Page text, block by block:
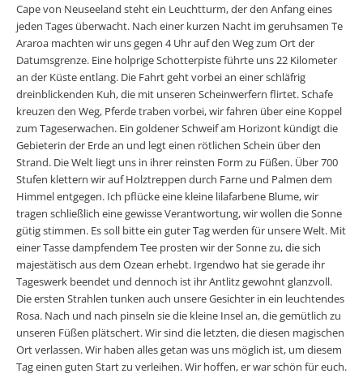
Cape von Neuseeland steht ein Leuchtturm, der den Anfang eines
jeden Tages überwacht. Nach einer kurzen Nacht im geruhsamen Te
Araroa machten wir uns gegen 4 Uhr auf den Weg zum Ort der
Datumsgrenze. Eine holprige Schotterpiste führte uns 22 Kilometer
an der Küste entlang. Die Fahrt geht vorbei an einer schläfrig
dreinblickenden Kuh, die mit unseren Scheinwerfern flirtet. Schafe
kreuzen den Weg, Pferde traben vorbei, wir fahren über eine Koppel
zum Tageserwachen. Ein goldener Schweif am Horizont kündigt die
Gebieterin der Erde an und legt einen rötlichen Schein über den
Strand. Die Welt liegt uns in ihrer reinsten Form zu Füßen. Über 700
Stufen klettern wir auf Holztreppen durch Farne und Palmen dem
Himmel entgegen. Ich pflücke eine kleine lilafarbene Blume, wir
tragen schließlich eine gewisse Verantwortung, wir wollen die Sonne
gütig stimmen. Es soll bitte ein guter Tag werden für unsere Welt. Mit
einer Tasse dampfendem Tee prosten wir der Sonne zu, die sich
majestätisch aus dem Ozean erhebt. Irgendwo hat sie gerade ihr
Tageswerk beendet und dennoch ist ihr Antlitz gewohnt glanzvoll.
Die ersten Strahlen tunken auch unsere Gesichter in ein leuchtendes
Rosa. Nach und nach pinseln sie die kleine Insel an, die gemütlich zu
unseren Füßen plätschert. Wir sind die letzten, die diesen magischen
Ort verlassen. Wir haben alles getan was uns möglich ist, um diesem
Tag einen guten Start zu verleihen. Wir hoffen, er war schön für euch.